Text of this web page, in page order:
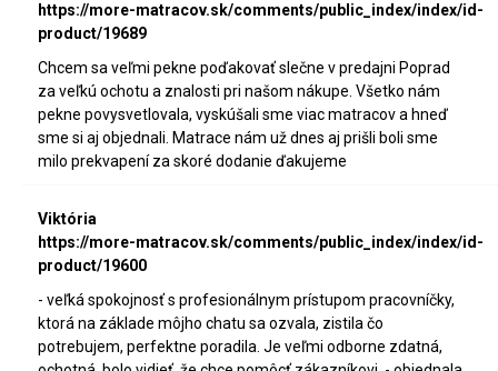
https://more-matracov.sk/comments/public_index/index/id-
product/19689
Chcem sa veľmi pekne poďakovať slečne v predajni Poprad
za veľkú ochotu a znalosti pri našom nákupe. Všetko nám
pekne povysvetlovala, vyskúšali sme viac matracov a hneď
sme si aj objednali. Matrace nám už dnes aj prišli boli sme
milo prekvapení za skoré dodanie ďakujeme
Viktória
https://more-matracov.sk/comments/public_index/index/id-
product/19600
- veľká spokojnosť s profesionálnym prístupom pracovníčky,
ktorá na základe môjho chatu sa ozvala, zistila čo
potrebujem, perfektne poradila. Je veľmi odborne zdatná,